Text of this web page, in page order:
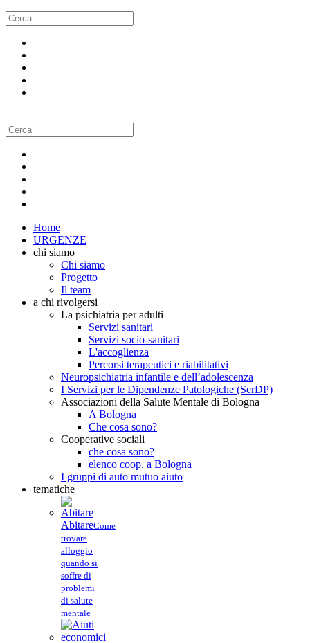
Home
URGENZE
chi siamo
Chi siamo
Progetto
Il team
a chi rivolgersi
La psichiatria per adulti
Servizi sanitari
Servizi socio-sanitari
L'accoglienza
Percorsi terapeutici e riabilitativi
Neuropsichiatria infantile e dell’adolescenza
I Servizi per le Dipendenze Patologiche (SerDP)
Associazioni della Salute Mentale di Bologna
A Bologna
Che cosa sono?
Cooperative sociali
che cosa sono?
elenco coop. a Bologna
I gruppi di auto mutuo aiuto
tematiche
AbitareCome
trovare
alloggio
quando si
soffre di
problemi
di salute
mentale